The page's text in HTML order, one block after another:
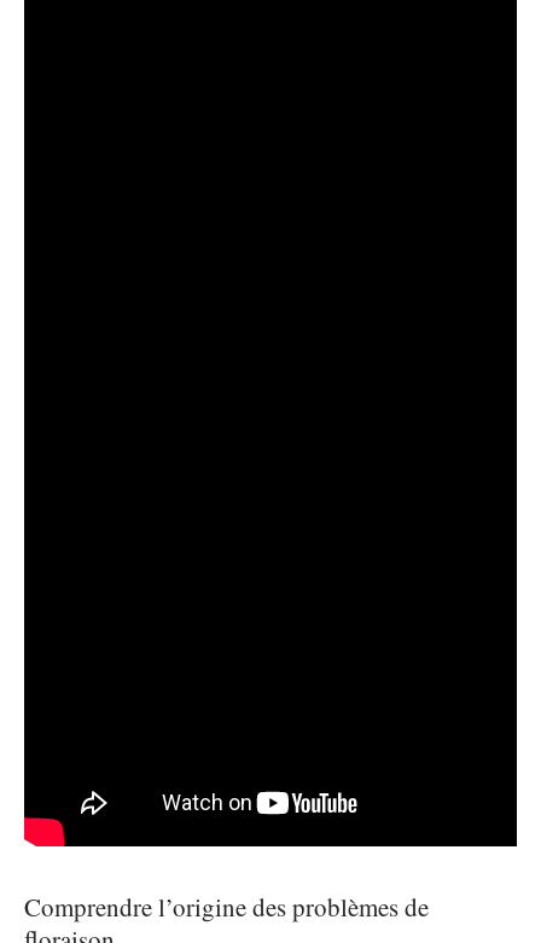
Comprendre l’origine des problèmes de